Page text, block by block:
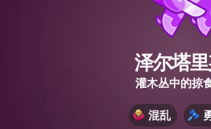
泽尔塔
灌木丛中的掠
混乱